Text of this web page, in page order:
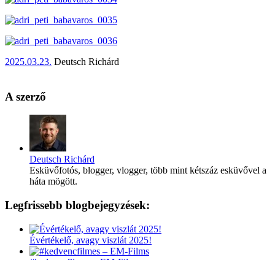
2025.03.23. Deutsch Richárd
A szerző
Deutsch Richárd
Esküvőfotós, blogger, vlogger, több mint kétszáz esküvővel a
háta mögött.
Legfrissebb blogbejegyzések:
Évértékelő, avagy viszlát 2025!